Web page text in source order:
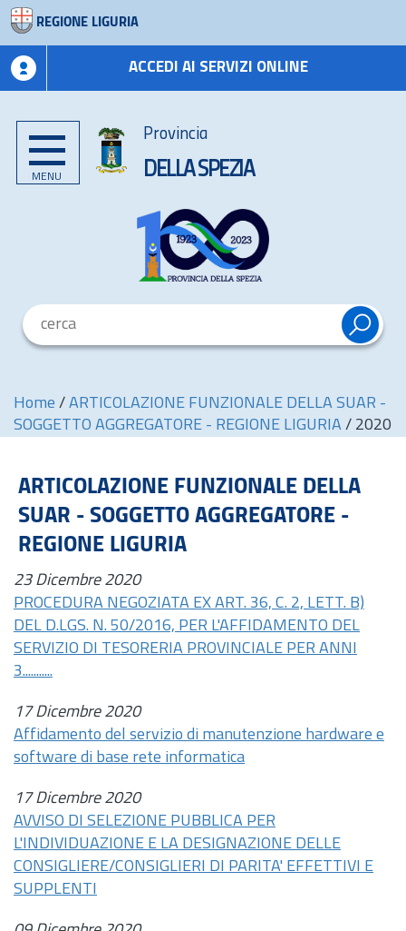
REGIONE LIGURIA
ACCEDI AI SERVIZI ONLINE
MENU
Provincia
DELLA SPEZIA
Home / ARTICOLAZIONE FUNZIONALE DELLA SUAR -
SOGGETTO AGGREGATORE - REGIONE LIGURIA / 2020
ARTICOLAZIONE FUNZIONALE DELLA
SUAR - SOGGETTO AGGREGATORE -
REGIONE LIGURIA
23 Dicembre 2020
PROCEDURA NEGOZIATA EX ART. 36, C. 2, LETT. B)
DEL D.LGS. N. 50/2016, PER L'AFFIDAMENTO DEL
SERVIZIO DI TESORERIA PROVINCIALE PER ANNI
3...........
17 Dicembre 2020
Affidamento del servizio di manutenzione hardware e
software di base rete informatica
17 Dicembre 2020
AVVISO DI SELEZIONE PUBBLICA PER
L'INDIVIDUAZIONE E LA DESIGNAZIONE DELLE
CONSIGLIERE/CONSIGLIERI DI PARITA' EFFETTIVI E
SUPPLENTI